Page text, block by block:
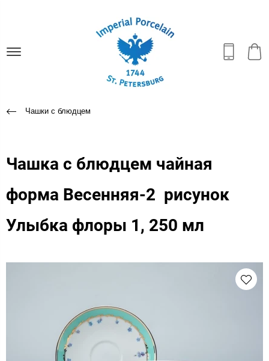
Чашки с блюдцем
Чашка с блюдцем чайная
форма Весенняя-2 рисунок
Улыбка флоры 1, 250 мл